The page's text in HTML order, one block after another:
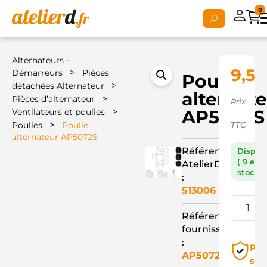
0
Alternateurs -
Démarreurs
>
Pièces
détachées Alternateur
>
Pièces d’alternateur >
Ventilateurs et poulies >
Poulies >
Poulie
alternateur AP5072S
Poulie
AP5072S
Référence
AtelierD
:
513006
Référence
fournisseur
:
AP5072S
9,50
Prix
TTC
( 9 en
stock )